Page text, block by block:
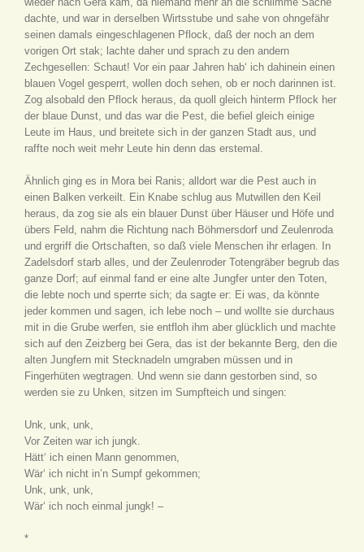
dachte, und war in derselben Wirtsstube und sahe von ohngefähr
seinen damals eingeschlagenen Pflock, daß der noch an dem
vorigen Ort stak; lachte daher und sprach zu den andern
Zechgesellen: Schaut! Vor ein paar Jahren hab‘ ich dahinein einen
blauen Vogel gesperrt, wollen doch sehen, ob er noch darinnen ist.
Zog alsobald den Pflock heraus, da quoll gleich hinterm Pflock her
der blaue Dunst, und das war die Pest, die befiel gleich einige
Leute im Haus, und breitete sich in der ganzen Stadt aus, und
raffte noch weit mehr Leute hin denn das erstemal.
Ähnlich ging es in Mora bei Ranis; alldort war die Pest auch in
einen Balken verkeilt. Ein Knabe schlug aus Mutwillen den Keil
heraus, da zog sie als ein blauer Dunst über Häuser und Höfe und
übers Feld, nahm die Richtung nach Böhmersdorf und Zeulenroda
und ergriff die Ortschaften, so daß viele Menschen ihr erlagen. In
Zadelsdorf starb alles, und der Zeulenroder Totengräber begrub das
ganze Dorf; auf einmal fand er eine alte Jungfer unter den Toten,
die lebte noch und sperrte sich; da sagte er: Ei was, da könnte
jeder kommen und sagen, ich lebe noch – und wollte sie durchaus
mit in die Grube werfen, sie entfloh ihm aber glücklich und machte
sich auf den Zeizberg bei Gera, das ist der bekannte Berg, den die
alten Jungfern mit Stecknadeln umgraben müssen und in
Fingerhüten wegtragen. Und wenn sie dann gestorben sind, so
werden sie zu Unken, sitzen im Sumpfteich und singen:
Unk, unk, unk,
Vor Zeiten war ich jungk.
Hätt‘ ich einen Mann genommen,
Wär‘ ich nicht in’n Sumpf gekommen;
Unk, unk, unk,
Wär‘ ich noch einmal jungk! –
*